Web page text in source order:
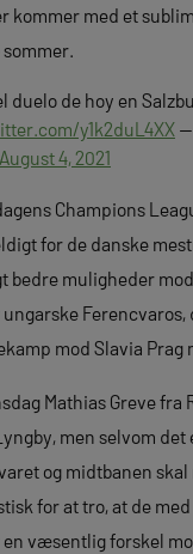
kommer med et
duelo de hoy en
y1k2duL4XX
August 4, 2021
Champions
for de danske
bedre muligheder
mod Slavia Prag
Mathias Greve fra
men selvom
og midtbanen
for at tro, at de
væsentlig forskel